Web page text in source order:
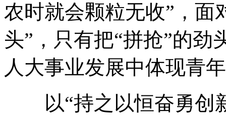
农时就会颗粒无收”，面
头”，只有把“拼抢”的
人大事业发展中体现青
以“持之以恒奋勇创